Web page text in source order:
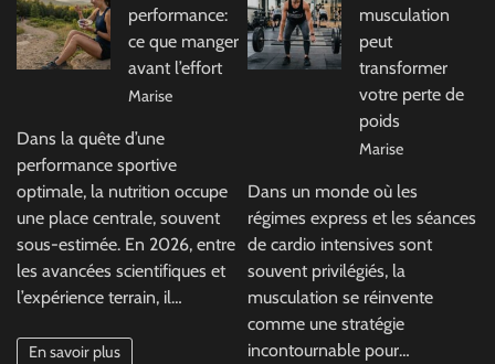
performance:
ce que manger
avant l’effort
Marise
Dans la quête d’une
performance sportive
optimale, la nutrition occupe
une place centrale, souvent
sous-estimée. En 2026, entre
les avancées scientifiques et
l’expérience terrain, il…
En savoir plus
musculation
peut
transformer
votre perte de
poids
Marise
Dans un monde où les
régimes express et les séances
de cardio intensives sont
souvent privilégiés, la
musculation se réinvente
comme une stratégie
incontournable pour…